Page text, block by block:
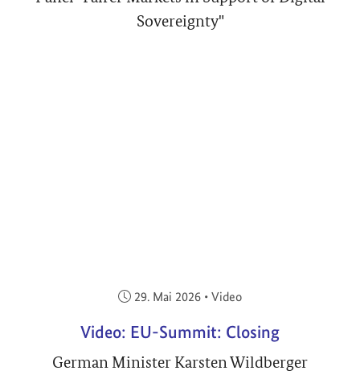
Sovereignty"
Veröffentlicht am:
29. Mai 2026 • Video
Video: EU-Summit: Closing
German Minister Karsten Wildberger